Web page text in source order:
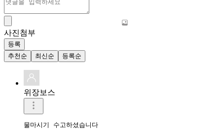
사진첨부
등록
추천순
최신순 등록순
위장보스
물마시기 수고하셨습니다